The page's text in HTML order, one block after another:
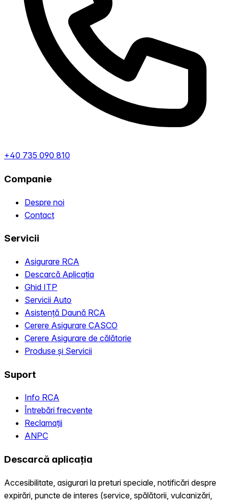
+40 735 090 810
Companie
Despre noi
Contact
Servicii
Asigurare RCA
Descarcă Aplicația
Ghid ITP
Servicii Auto
Asistență Daună RCA
Cerere Asigurare CASCO
Cerere Asigurare de călătorie
Produse și Servicii
Suport
Info RCA
Întrebări frecvente
Reclamații
ANPC
Descarcă aplicația
Accesibilitate, asigurari la preturi speciale, notificări despre
expirări, puncte de interes (service, spălătorii, vulcanizări,